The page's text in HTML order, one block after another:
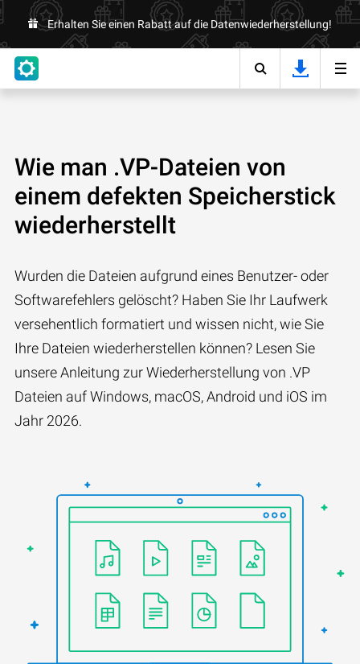
Erhalten Sie einen Rabatt auf die Datenwiederherstellung!
Wie man .VP-Dateien von
einem defekten Speicherstick
wiederherstellt
Wurden die Dateien aufgrund eines Benutzer- oder
Softwarefehlers gelöscht? Haben Sie Ihr Laufwerk
versehentlich formatiert und wissen nicht, wie Sie
Ihre Dateien wiederherstellen können? Lesen Sie
unsere Anleitung zur Wiederherstellung von .VP
Dateien auf Windows, macOS, Android und iOS im
Jahr 2026.